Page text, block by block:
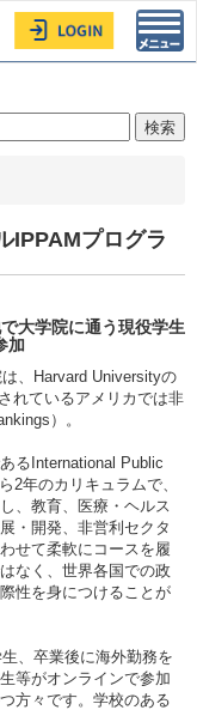
IPPAMプログラ
大学院に通う現役学生
加
、Harvard Universityの
れているアメリカでは非
）。
るInternational Public
2年のカリキュラムで、
、教育、医療・ヘルス
・開発、非営利セクタ
せて柔軟にコースを履
なく、世界各国での政
性を身につけることが
、卒業後に海外勤務を
等がオンラインで参加
方々です。学校のある